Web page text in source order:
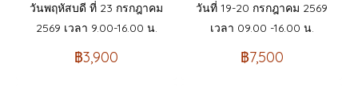
วันพฤหัสบดี ที่ 23 กรกฎาคม
2569 เวลา 9.00-16.00 น.
฿3,900
วันที่ 19-20 กรกฎาคม 2569
เวลา 09.00 -16.00 น.
฿7,500